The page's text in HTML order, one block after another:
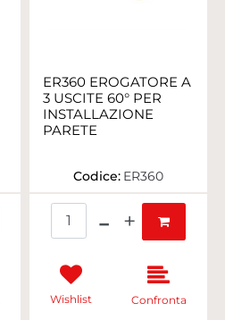
ER360 EROGATORE A
3 USCITE 60° PER
INSTALLAZIONE
PARETE
Codice: ER360
Wishlist Confronta